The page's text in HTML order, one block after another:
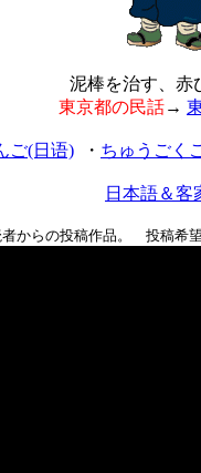
泥棒を治す、赤
東京都の民話→
ご(日语) ・ ちゅうごく
日本語＆客
からの投稿作品。 投稿希